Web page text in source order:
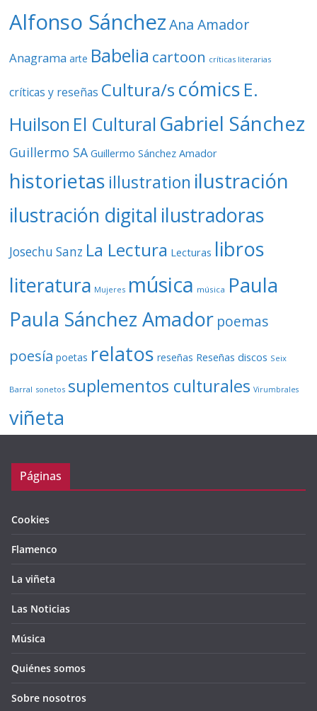
Alfonso Sánchez Ana Amador
Anagrama arte Babelia cartoon críticas literarias
críticas y reseñas Cultura/s cómics E.
Huilson El Cultural Gabriel Sánchez
Guillermo SA Guillermo Sánchez Amador
historietas illustration ilustración
ilustración digital ilustradoras
Josechu Sanz La Lectura Lecturas libros
literatura Mujeres música música Paula
Paula Sánchez Amador poemas
poesía poetas relatos reseñas Reseñas discos Seix
Barral sonetos suplementos culturales Virumbrales
viñeta
Páginas
Cookies
Flamenco
La viñeta
Las Noticias
Música
Quiénes somos
Sobre nosotros